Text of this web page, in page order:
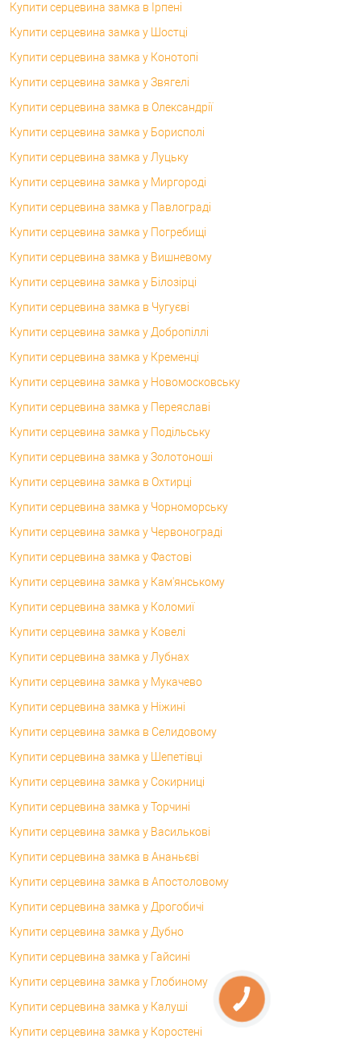
Купити серцевина замка в Ірпені
Купити серцевина замка у Шостці
Купити серцевина замка у Конотопі
Купити серцевина замка у Звягелі
Купити серцевина замка в Олександрії
Купити серцевина замка у Борисполі
Купити серцевина замка у Луцьку
Купити серцевина замка у Миргороді
Купити серцевина замка у Павлограді
Купити серцевина замка у Погребищі
Купити серцевина замка у Вишневому
Купити серцевина замка у Білозірці
Купити серцевина замка в Чугуєві
Купити серцевина замка у Добропіллі
Купити серцевина замка у Кременці
Купити серцевина замка у Новомосковську
Купити серцевина замка у Переяславі
Купити серцевина замка у Подільську
Купити серцевина замка у Золотоноші
Купити серцевина замка в Охтирці
Купити серцевина замка у Чорноморську
Купити серцевина замка у Червонограді
Купити серцевина замка у Фастові
Купити серцевина замка у Кам'янському
Купити серцевина замка у Коломиї
Купити серцевина замка у Ковелі
Купити серцевина замка у Лубнах
Купити серцевина замка у Мукачево
Купити серцевина замка у Ніжині
Купити серцевина замка в Селидовому
Купити серцевина замка у Шепетівці
Купити серцевина замка у Сокирниці
Купити серцевина замка у Торчині
Купити серцевина замка у Василькові
Купити серцевина замка в Ананьєві
Купити серцевина замка в Апостоловому
Купити серцевина замка у Дрогобичі
Купити серцевина замка у Дубно
Купити серцевина замка у Гайсині
Купити серцевина замка у Глобиному
Купити серцевина замка у Калуші
Купити серцевина замка у Коростені